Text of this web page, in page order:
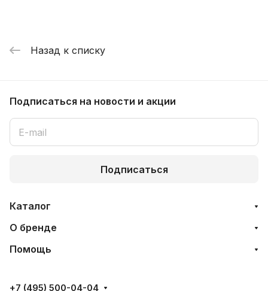
Назад к списку
Подписаться на новости и акции
Подписаться
Каталог
О бренде
Помощь
+7 (495) 500-04-04